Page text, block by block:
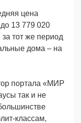
цена
13 779 020
тот же период
дома – на
портала «МИР
так и не
классам,